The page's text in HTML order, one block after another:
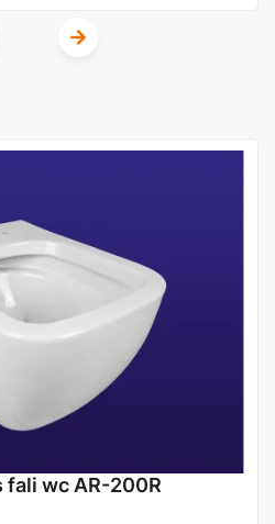
fali wc AR-200R